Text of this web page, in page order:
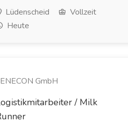
Lüdenscheid
Vollzeit
Heute
GmbH
/ Milk